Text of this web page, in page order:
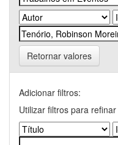
Retornar valores
Adicionar filtros:
Utilizar filtros para